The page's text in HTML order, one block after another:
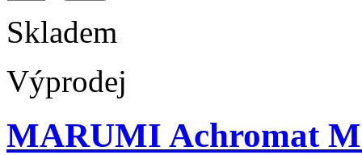
Skladem
Výprodej
MARUMI Achromat